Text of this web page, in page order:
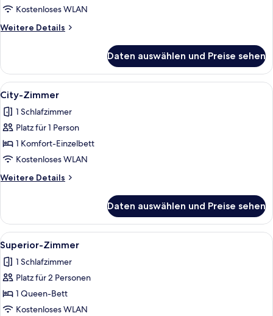
Kostenloses WLAN
Weitere Details
Weitere
Zimmer
Daten auswählen und Preise sehen
Alle
Fotos
für
City-
Zimmer
anzeigen
Ein Hotelzimmer mit Bett, einem
5
City-Zimmer
1 Schlafzimmer
Platz für 1 Person
1 Komfort-Einzelbett
Kostenloses WLAN
Weitere Details
Weitere
Zimmer
Daten auswählen und Preise sehen
Alle
Fotos
für
Superior-
Zimmer
anzeigen
Ein Hotelzimmer mit Bett,
8
Superior-Zimmer
1 Schlafzimmer
Platz für 2 Personen
1 Queen-Bett
Kostenloses WLAN